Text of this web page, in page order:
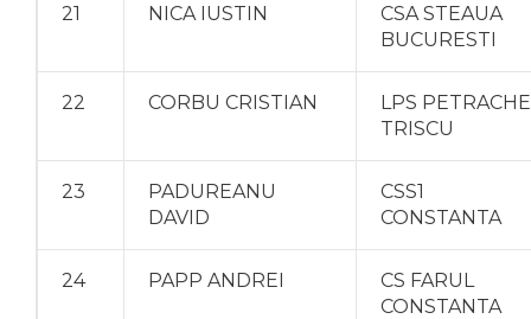
21 NICA IUSTIN
CSA STEAUA
BUCURESTI
22 CORBU CRISTIAN
LPS PETRACHE
TRISCU
23
PADUREANU
DAVID
CSS1
CONSTANTA
24 PAPP ANDREI
CS FARUL
CONSTANTA